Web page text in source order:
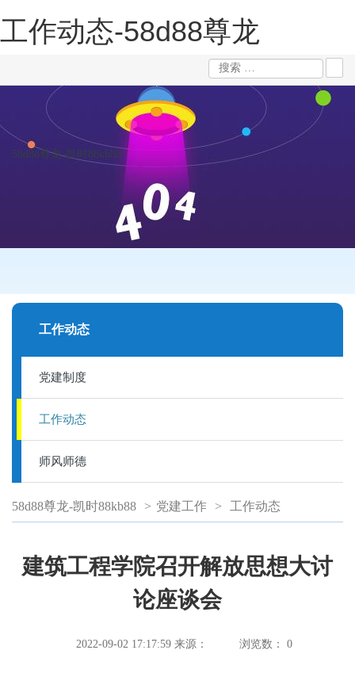
工作动态-58d88尊龙
58d88尊龙-凯时88kb88
工作动态
党建制度
工作动态
师风师德
58d88尊龙-凯时88kb88 > 党建工作 > 工作动态
建筑工程学院召开解放思想大讨
论座谈会
2022-09-02 17:17:59 来源： 浏览数： 0